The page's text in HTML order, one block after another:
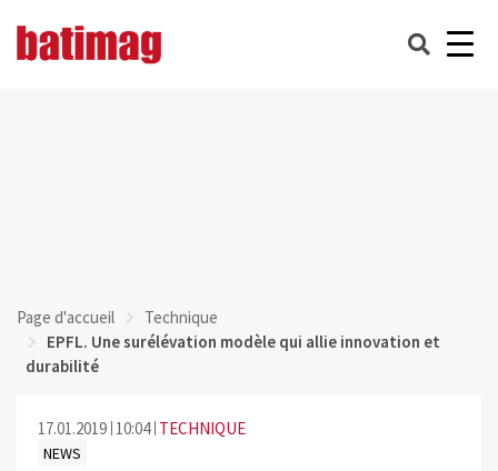
Page d'accueil
Technique
EPFL. Une surélévation modèle qui allie innovation et
durabilité
17.01.2019 10:04 TECHNIQUE
NEWS